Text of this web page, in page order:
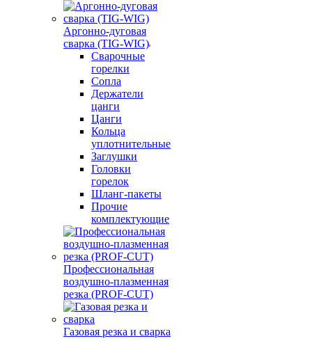
Аргонно-дуговая
сварка (TIG-WIG)
Сварочные
горелки
Сопла
Держатели
цанги
Цанги
Кольца
уплотнительные
Заглушки
Головки
горелок
Шланг-пакеты
Прочие
комплектующие
Профессиональная
воздушно-плазменная
резка (PROF-CUT)
Газовая резка и сварка